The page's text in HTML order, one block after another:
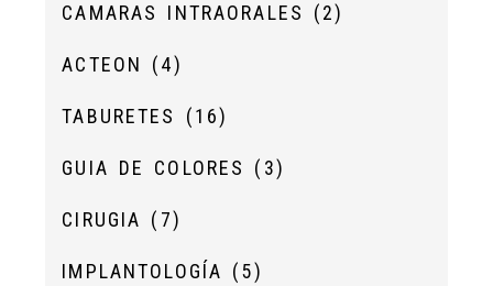
CAMARAS INTRAORALES (2)
ACTEON (4)
TABURETES (16)
GUIA DE COLORES (3)
CIRUGIA (7)
IMPLANTOLOGÍA (5)